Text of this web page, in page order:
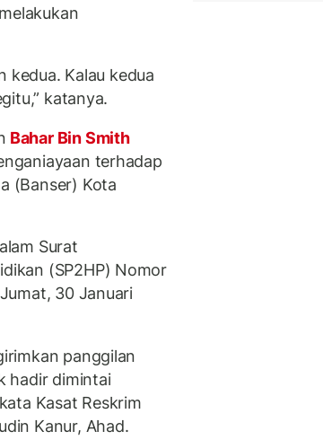
kedua. Kalau kedua
katanya.
Bahar Bin Smith
terhadap
(Banser) Kota
Surat
(SP2HP) Nomor
30 Januari
panggilan
hadir dimintai
Kasat Reskrim
Kanur, Ahad.